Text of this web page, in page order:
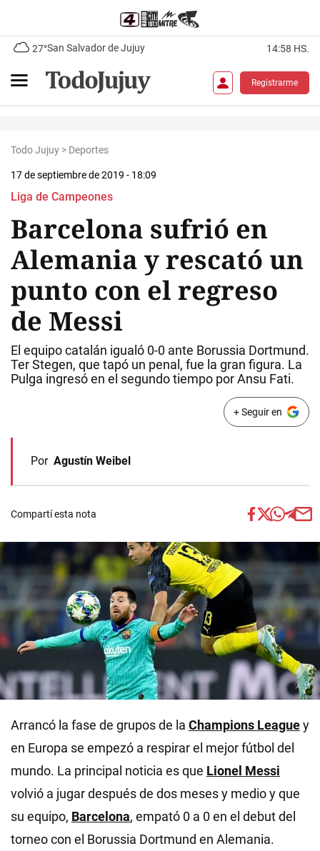
27°San Salvador de Jujuy 14:58 HS.
Registrarme
Todo Jujuy > Deportes
17 de septiembre de 2019 - 18:09
Liga de Campeones
Barcelona sufrió en
Alemania y rescató un
punto con el regreso
de Messi
El equipo catalán igualó 0-0 ante Borussia Dortmund.
Ter Stegen, que tapó un penal, fue la gran figura. La
Pulga ingresó en el segundo tiempo por Ansu Fati.
+ Seguir en
Por Agustín Weibel
Compartí esta nota
Arrancó la fase de grupos de la Champions Leaguey
en Europa se empezó a respirar el mejor fútbol del
mundo. La principal noticia es que Lionel Messi
volvió a jugar después de dos meses y medio y que
su equipo, Barcelona, empató 0 a 0 en el debut del
torneo con el Borussia Dortmund en Alemania.